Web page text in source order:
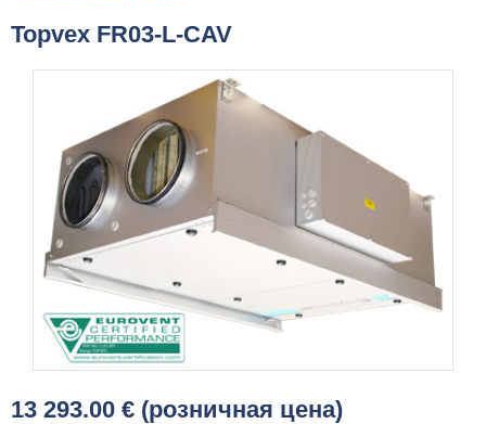
Topvex FR03-L-CAV
13 293.00 € (розничная цена)